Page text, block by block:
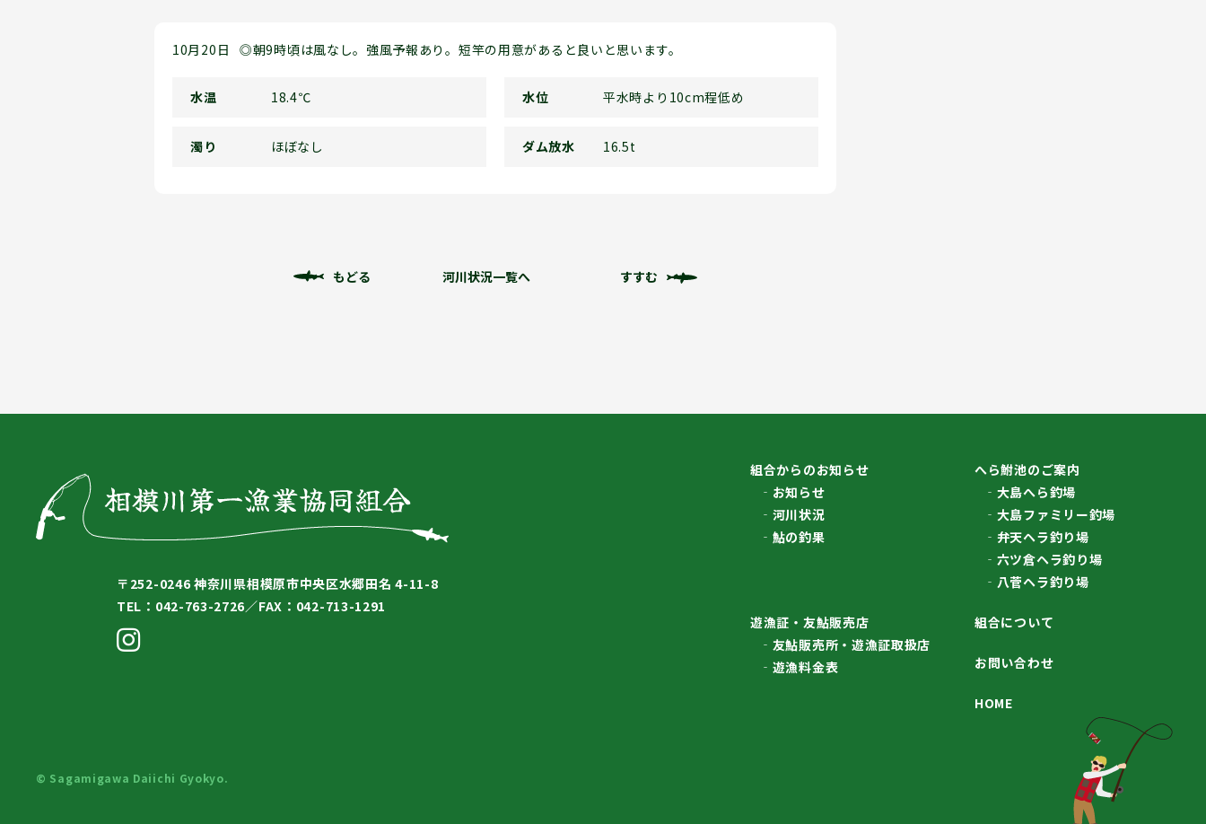
10月20日 ◎朝9時頃は風なし。強風予報あり。短竿の用意があると良いと思います。
水温 18.4℃ 水位 平水時より10cm程低め
濁り ほぼなし ダム放水 16.5t
もどる 河川状況一覧へ すすむ
〒252-0246 神奈川県相模原市中央区水郷田名 4-11-8
TEL：042-763-2726／FAX：042-713-1291
組合からのお知らせ
お知らせ
河川状況
鮎の釣果
へら鮒池のご案内
大島へら釣場
大島ファミリー釣場
弁天ヘラ釣り場
六ツ倉ヘラ釣り場
八菅ヘラ釣り場
遊漁証・友鮎販売店
友鮎販売所・遊漁証取扱店
遊漁料金表
組合について
お問い合わせ
HOME
© Sagamigawa Daiichi Gyokyo.